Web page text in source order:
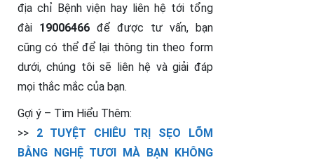
địa chỉ Bệnh viện hay liên hệ tới tổng
đài 19006466để được tư vấn, bạn
cũng có thể để lại thông tin theo form
dưới, chúng tôi sẽ liên hệ và giải đáp
mọi thắc mắc của bạn.
Gợi ý – Tìm Hiểu Thêm:
>> 2 TUYỆT CHIÊU TRỊ SẸO LÕM
BẰNG NGHỆ TƯƠI MÀ BẠN KHÔNG